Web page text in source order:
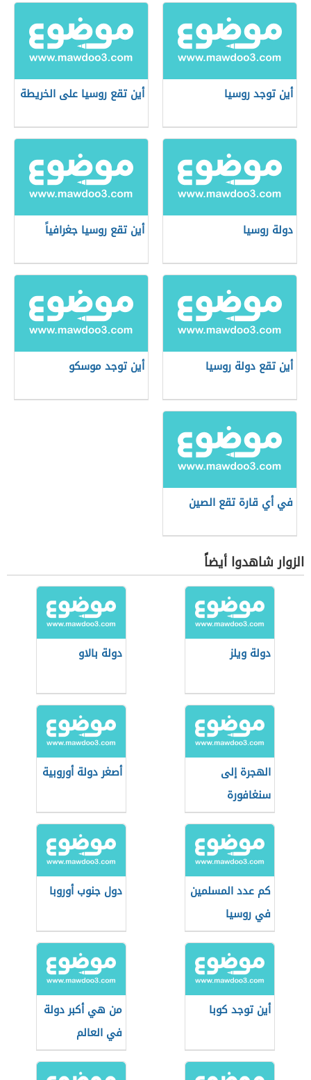
أين توجد روسيا أين تقع روسيا على الخريطة
دولة روسيا أين تقع روسيا جغرافياً
أين تقع دولة روسيا أين توجد موسكو
في أي قارة تقع الصين
الزوار شاهدوا أيضاً
دولة ويلز دولة بالاو
الهجرة إلى
سنغافورة
أصغر دولة أوروبية
كم عدد المسلمين
في روسيا
دول جنوب أوروبا
أين توجد كوبا
من هي أكبر دولة
في العالم